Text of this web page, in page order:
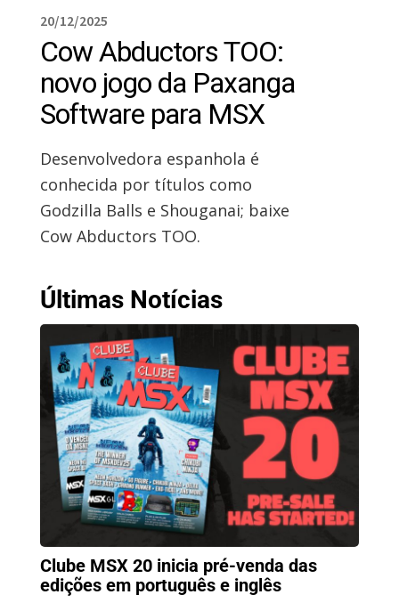
20/12/2025
Cow Abductors TOO:
novo jogo da Paxanga
Software para MSX
Desenvolvedora espanhola é
conhecida por títulos como
Godzilla Balls e Shouganai; baixe
Cow Abductors TOO.
Últimas Notícias
Clube MSX 20 inicia pré-venda das
edições em português e inglês